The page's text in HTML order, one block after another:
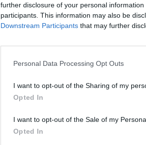
further disclosure of your personal
participants. This information may also be
Downstream Participants that may further
Personal Data Processing Opt Outs
I want to opt-out of the Sharing of my
Opted In
I want to opt-out of the Sale of my
Opted In